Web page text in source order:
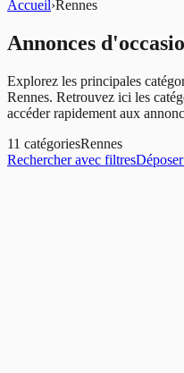
Accueil›Rennes
Annonces
Explorez les principales
Rennes. Retrouvez ici les
accéder rapidement aux
11 catégoriesRennes
Rechercher avec filtres